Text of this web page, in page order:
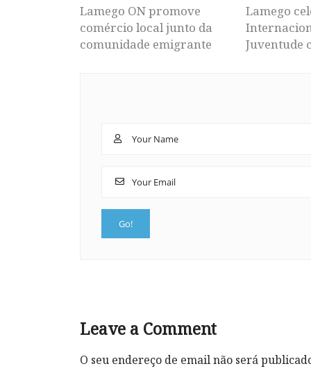
Lamego ON promove
comércio local junto da
comunidade emigrante
Lamego
Juventude
Leave a Comment
O seu endereço de email não será